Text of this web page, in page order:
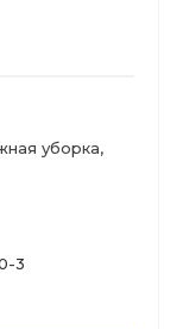
уборка,
3